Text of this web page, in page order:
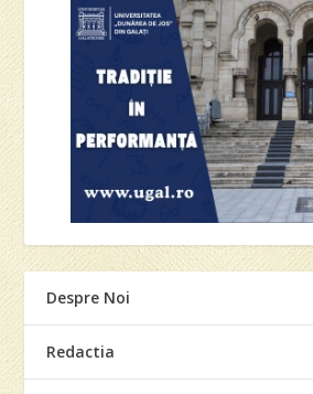
Despre Noi
Redactia